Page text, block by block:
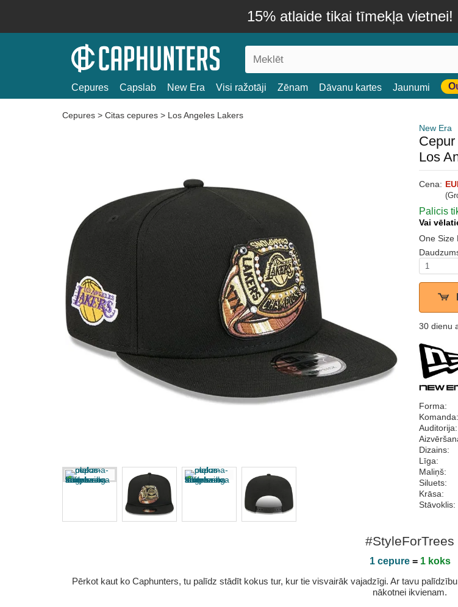
15% atlaide tikai tīmekļa vietnei!
Cepures Capslab New Era Visi ražotāji Zēnam Dāvanu kartes Jaunumi
Cepures > Citas cepures > Los Angeles Lakers
New Era
Los
Cena:
Palicis
Vai
One Size
30 dienu
Forma:
Komanda:
Auditorija:
Dizains:
Līga:
Maliņš:
Siluets:
Krāsa:
Stāvoklis:
#StyleForTrees
1 cepure= 1 koks
Pērkot kaut ko Caphunters, tu palīdz stādīt kokus tur, kur tie visvairāk vajadzīgi. Ar tavu
nākotnei ikvienam.